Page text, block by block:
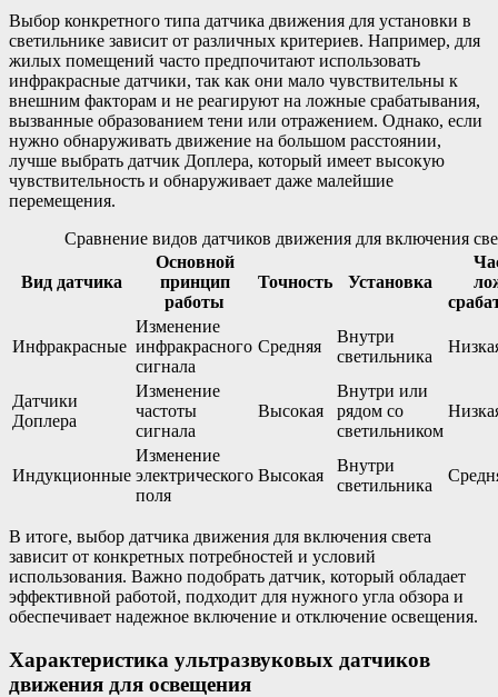
Выбор конкретного типа датчика движения для установки в
светильнике зависит от различных критериев. Например, для
жилых помещений часто предпочитают использовать
инфракрасные датчики, так как они мало чувствительны к
внешним факторам и не реагируют на ложные срабатывания,
вызванные образованием тени или отражением. Однако, если
нужно обнаруживать движение на большом расстоянии,
лучше выбрать датчик Доплера, который имеет высокую
чувствительность и обнаруживает даже малейшие
перемещения.
Сравнение видов датчиков движения для включения
Вид датчика
Основной
принцип
работы
Точность Установка
Инфракрасные
Изменение
инфракрасного
сигнала
Средняя
Внутри
светильника
Датчики
Доплера
Изменение
частоты
сигнала
Высокая
Внутри или
рядом со
светильником
Индукционные
Изменение
электрического
поля
Высокая
Внутри
светильника
В итоге, выбор датчика движения для включения света
зависит от конкретных потребностей и условий
использования. Важно подобрать датчик, который обладает
эффективной работой, подходит для нужного угла обзора и
обеспечивает надежное включение и отключение освещения.
Характеристика ультразвуковых датчиков
движения для освещения